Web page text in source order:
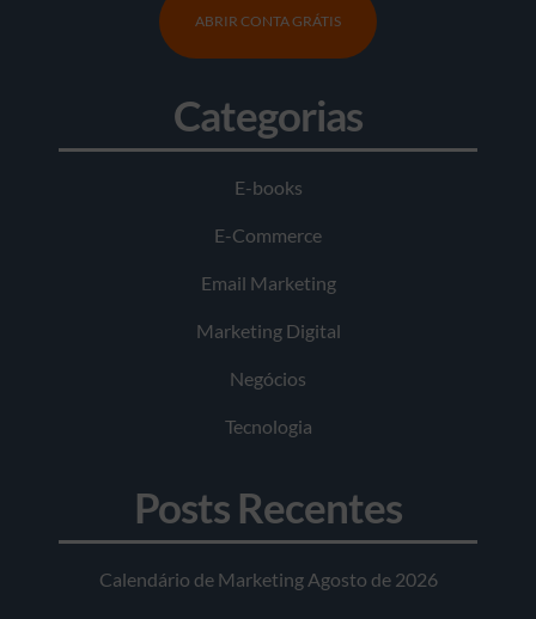
Categorias
E-books
E-Commerce
Email Marketing
Marketing Digital
Negócios
Tecnologia
Posts Recentes
Calendário de Marketing Agosto de 2026
ABRIR CONTA GRÁTIS